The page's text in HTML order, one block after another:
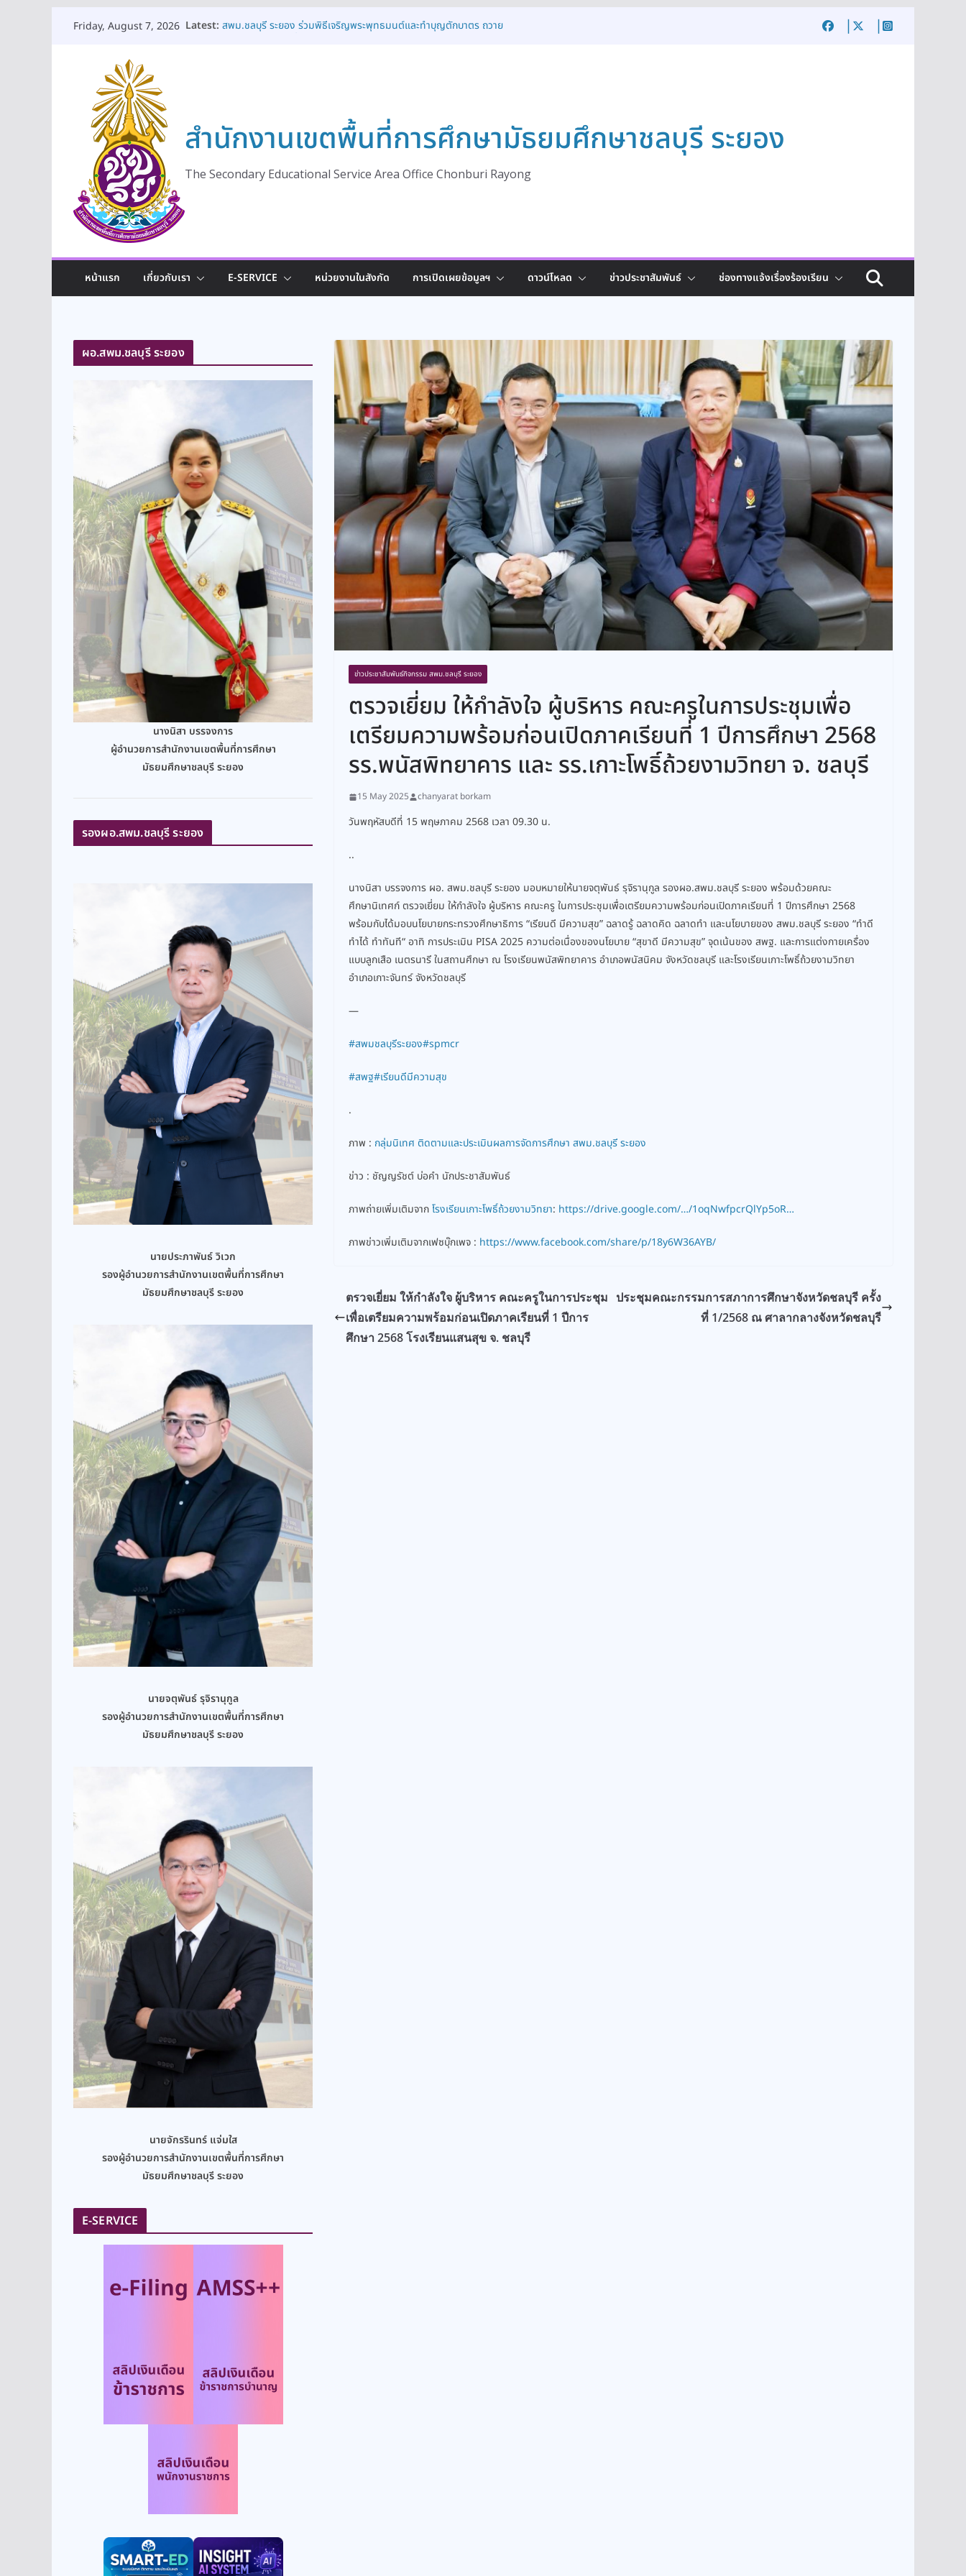
Friday, August 7, 2026 Latest: สพม.ชลบุรี ระยอง ร่วมพิธีเจริญพระพุทธมนต์และทำบุญตักบาตร ถวาย
ร่วมแลกเปลี่ยนเรียนรู้แนวปฏิบัติที่ดี (Best Practice)
สพม.ชลบุรี ระยอง เปิดโครงการพัฒนาสภานักเรียนเพื่อขับเคลื่อน
ปีงบประมาณ พ.ศ. 2569
สพม.ชลบุรี ระยอง ร่วมพิธีเจริญพระพุทธมนต์ทำบุญตักบาตร และพิธี
สำนักงานเขตพื้นที่การศึกษามัธยมศึกษาชลบุรี ระยอง
The Secondary Educational Service Area Office Chonburi Rayong
หน้าแรก เกี่ยวกับเรา E-SERVICE หน่วยงานในสังกัด การเปิดเผยข้อมูลฯ ดาวน์โหลด ข่าวประชาสัมพันธ์ ช่องทางแจ้งเรื่องร้องเรียน
ข่าวประชาสัมพันธ์กิจกรรม สพม.ชลบุรี ระยอง
ตรวจเยี่ยม ให้กำลังใจ ผู้บริหาร คณะครูในการประชุมเพื่อ
เตรียมความพร้อมก่อนเปิดภาคเรียนที่ 1 ปีการศึกษา 2568
รร.พนัสพิทยาคาร และ รร.เกาะโพธิ์ถ้วยงามวิทยา จ. ชลบุรี
15 May 2025 chanyarat borkam
วันพฤหัสบดีที่ 15 พฤษภาคม 2568 เวลา 09.30 น.
..
นางนิสา บรรจงการ ผอ. สพม.ชลบุรี ระยอง มอบหมายให้นายจตุพันธ์ รุจิรานุกูล รองผอ.สพม.ชลบุรี ระยอง พร้อมด้วยคณะ
ศึกษานิเทศก์ ตรวจเยี่ยม ให้กำลังใจ ผู้บริหาร คณะครู ในการประชุมเพื่อเตรียมความพร้อมก่อนเปิดภาคเรียนที่ 1 ปีการศึกษา 2568
พร้อมกับได้มอบนโยบายกระทรวงศึกษาธิการ “เรียนดี มีความสุข” ฉลาดรู้ ฉลาดคิด ฉลาดทำ และนโยบายของ สพม.ชลบุรี ระยอง “ทำดี
ทำได้ ทำทันที“ อาทิ การประเมิน PISA 2025 ความต่อเนื่องของนโยบาย “สุขาดี มีความสุข” จุดเน้นของ สพฐ. และการแต่งกายเครื่อง
แบบลูกเสือ เนตรนารี ในสถานศึกษา ณ โรงเรียนพนัสพิทยาคาร อำเภอพนัสนิคม จังหวัดชลบุรี และโรงเรียนเกาะโพธิ์ถ้วยงามวิทยา
อำเภอเกาะจันทร์ จังหวัดชลบุรี
—
#สพมชลบุรีระยอง#spmcr
#สพฐ#เรียนดีมีความสุข
.
ภาพ : กลุ่มนิเทศ ติดตามและประเมินผลการจัดการศึกษา สพม.ชลบุรี ระยอง
ข่าว : ชัญญรัชต์ บ่อคำ นักประชาสัมพันธ์
ภาพถ่ายเพิ่มเติมจากโรงเรียนเกาะโพธิ์ถ้วยงามวิทยา: https://drive.google.com/…/1oqNwfpcrQlYp5oR…
ภาพข่าวเพิ่มเติมจากเฟซบุ๊กเพจ : https://www.facebook.com/share/p/18y6W36AYB/
ตรวจเยี่ยม ให้กำลังใจ ผู้บริหาร คณะครูในการประชุม
เพื่อเตรียมความพร้อมก่อนเปิดภาคเรียนที่ 1 ปีการ
ศึกษา 2568 โรงเรียนแสนสุข จ. ชลบุรี
ประชุมคณะกรรมการสภาการศึกษาจังหวัดชลบุรี ครั้ง
ที่ 1/2568 ณ ศาลากลางจังหวัดชลบุรี
ผอ.สพม.ชลบุรี ระยอง
นางนิสา บรรจงการ
ผู้อำนวยการสำนักงานเขตพื้นที่การศึกษา
มัธยมศึกษาชลบุรี ระยอง
รองผอ.สพม.ชลบุรี ระยอง
นายประภาพันธ์ วิเวก
รองผู้อำนวยการสำนักงานเขตพื้นที่การศึกษา
มัธยมศึกษาชลบุรี ระยอง
นายจตุพันธ์ รุจิรานุกูล
รองผู้อำนวยการสำนักงานเขตพื้นที่การศึกษา
มัธยมศึกษาชลบุรี ระยอง
นายจักรรินทร์ แจ่มใส
รองผู้อำนวยการสำนักงานเขตพื้นที่การศึกษา
มัธยมศึกษาชลบุรี ระยอง
E-SERVICE